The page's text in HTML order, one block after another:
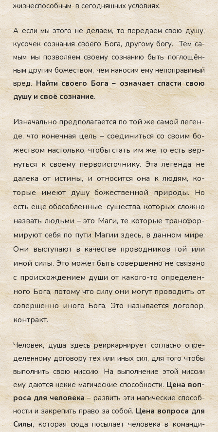
жиз­неспо­соб­ным в се­год­няшних ус­ло­ви­ях.
А ес­ли мы это­го не де­ла­ем, то пе­реда­ем свою ду­шу,
ку­сочек соз­на­ния сво­его Бо­га, дру­гому бо­гу. Тем са­
мым мы поз­во­ля­ем сво­ему соз­на­нию быть пог­ло­щён­
ным дру­гим бо­жес­твом, чем на­носим ему не­поп­ра­вимый
вред.Най­ти сво­его Бо­га – оз­на­ча­ет спас­ти свою
ду­шу и своё соз­на­ние.
Из­на­чаль­но пред­по­лага­ет­ся по той же са­мой ле­ген­
де, что ко­неч­ная цель – со­еди­нить­ся со сво­им бо­
жес­твом нас­толь­ко, что­бы стать им же, то есть вер­
нуть­ся к сво­ему пер­во­ис­точни­ку. Эта ле­ген­да не
да­лека от ис­ти­ны, и от­но­сит­ся она к лю­дям, ко­
торые име­ют ду­шу бо­жес­твен­ной при­роды. Но
есть ещё обо­соб­ленные су­щес­тва, ко­торых слож­но
наз­вать людь­ми – это Ма­ги, те ко­торые тран­сфор­
ми­ру­ют се­бя по пу­ти Ма­гии здесь, в дан­ном ми­ре.
Они выс­ту­па­ют в ка­чес­тве про­вод­ни­ков той или
иной си­лы. Это мо­жет быть со­вер­шенно не свя­зано
с про­ис­хожде­ни­ем ду­ши от ка­кого-то оп­ре­делен­
но­го Бо­га, по­тому что си­лу они мо­гут про­водить от
со­вер­шенно ино­го Бо­га. Это на­зыва­ет­ся до­говор,
кон­тракт.
Че­ловек, ду­ша здесь ре­ир­карни­ру­ет сог­ласно оп­ре­
делен­но­му до­гово­ру тех или иных сил, для то­го что­бы
вы­пол­нить свою мис­сию. На вы­пол­не­ние этой мис­сии
ему да­ют­ся не­кие ма­гичес­кие спо­соб­ности.Це­на воп­
ро­са для че­лове­ка– раз­вить эти ма­гичес­кие спо­соб­
ности и зак­ре­пить пра­во за со­бой.Це­на воп­ро­са для
Си­лы, ко­торая сю­да по­сыла­ет че­лове­ка в ко­ман­ди­